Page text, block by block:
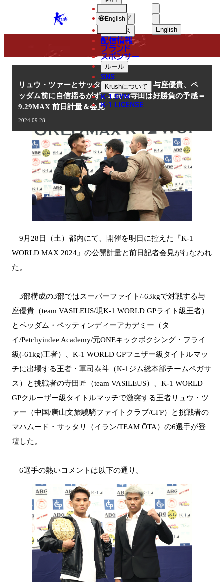
KRUSH English
中文（简体
ショップ
ニュース
配信情報
ブランド
スポンサー
ルール
SNS
Krushについて
K-1 GYM
K-1 LICENSE
English
NEWS
ニュース
リュウ・ツァーとサッタリが乱闘寸前！与座優貴、ペ
ッダム前に自信揺るがず、軍司vs寺田は好勝負の予感＝
9.29MAX 前日計量＆会見
2024.09.28
9月28日（土）都内にて、開催を明日に控えた『K-1
WORLD MAX 2024』の公開計量と前日記者会見が行なわれ
た。
3部構成の3部ではスーパーファイト/-63kgで対戦する与
座優貴（team VASILEUS/現K-1 WORLD GPライト級王者）
とペッダム・ペッティンディーアカデミー（タ
イ/Petchyindee Academy/元ONEキックボクシング・フライ
級(-61kg)王者）、K-1 WORLD GPフェザー級タイトルマッ
チに出場する王者・軍司泰斗（K-1ジム総本部チームペガサ
ス）と挑戦者の寺田匠（team VASILEUS）、K-1 WORLD
GPクルーザー級タイトルマッチで激突する王者リュウ・ツ
ァー（中国/唐山文旅驍騎ファイトクラブ/CFP）と挑戦者の
マハムード・サッタリ（イラン/TEAM ŌTA）の6選手が登
壇した。
6選手の熱いコメントは以下の通り。